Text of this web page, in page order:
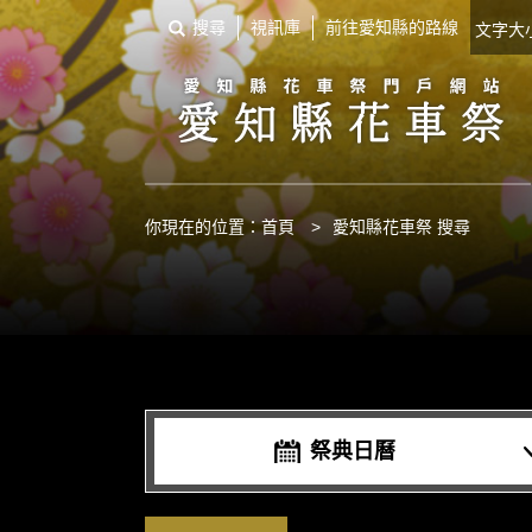
搜尋 視訊庫 前往愛知縣的路線 文字
你現在的位置：首頁 > 愛知縣花車祭 搜尋
祭典日曆